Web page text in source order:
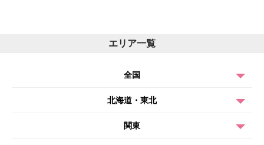
エリア一覧
全国
北海道・東北
関東